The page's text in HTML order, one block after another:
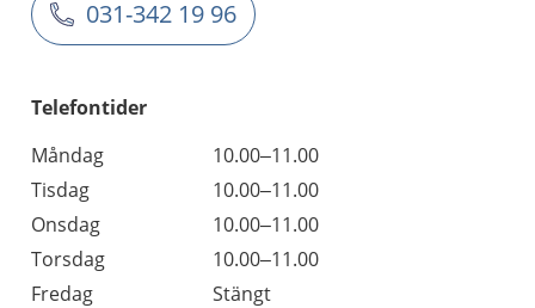
031-342 19 96
Telefontider
Måndag
10.00–11.00
Tisdag
10.00–11.00
Onsdag
10.00–11.00
Torsdag
10.00–11.00
Fredag
Stängt